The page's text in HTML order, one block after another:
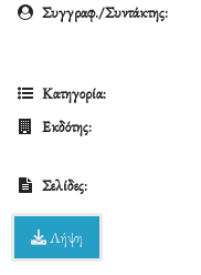
Συγγραφ./Συντάκτης:
Κατηγορία:
Εκδότης:
Σελίδες:
Λήψη